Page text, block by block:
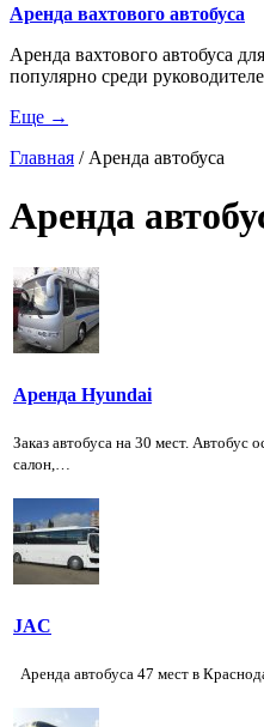
Аренда вахтового автобуса
Аренда вахтового автобуса
популярно среди
Еще →
Главная /Аренда автобуса
Аренда
Аренда Hyundai
Заказ автобуса на 30 мест. Автобус
салон,…
JAC
Аренда автобуса 47 мест в